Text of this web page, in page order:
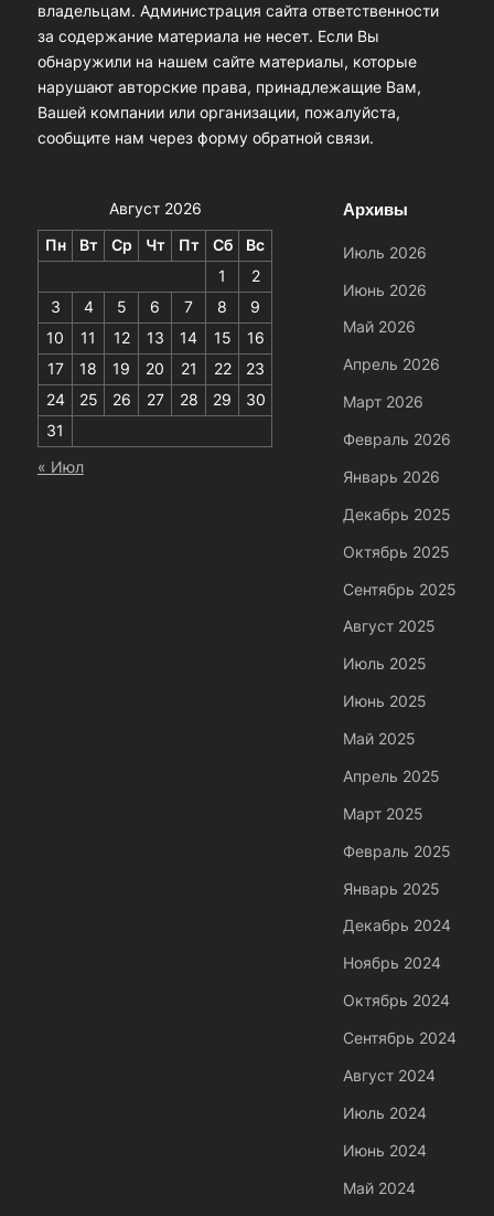
владельцам. Администрация сайта ответственности
за содержание материала не несет. Если Вы
обнаружили на нашем сайте материалы, которые
нарушают авторские права, принадлежащие Вам,
Вашей компании или организации, пожалуйста,
сообщите нам через форму обратной связи.
Август 2026
Пн Вт Ср Чт Пт Сб
Вс
1
2
3
4 5 6 7 8
9
10
11 12 13 14 15
16
17
18 19 20 21 22
23
24
25 26 27 28 29
30
31
« Июл
Архивы
Июль 2026
Июнь 2026
Май 2026
Апрель 2026
Март 2026
Февраль 2026
Январь 2026
Декабрь 2025
Октябрь 2025
Сентябрь 2025
Август 2025
Июль 2025
Июнь 2025
Май 2025
Апрель 2025
Март 2025
Февраль 2025
Январь 2025
Декабрь 2024
Ноябрь 2024
Октябрь 2024
Сентябрь 2024
Август 2024
Июль 2024
Июнь 2024
Май 2024